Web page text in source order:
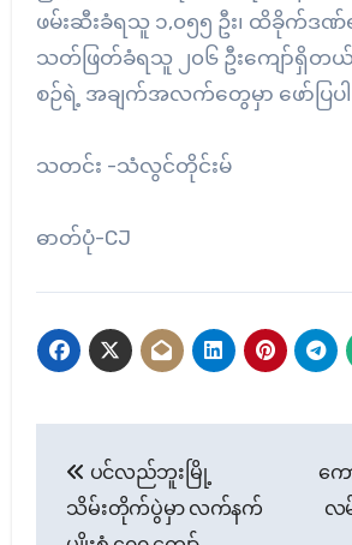
ဖမ်းဆီးခံရသူ ၁,၀၅၅ ဦး၊ ထိခိုက်ဒဏ်
သတ်ဖြတ်ခံရသူ ၂၀၆ ဦးကျော်ရှိတ
စဉ်ရဲ့ အချက်အလက်တွေမှာ ဖော်ပြ
သတင်း -သံလွင်တိုင်းမ်
ဓာတ်ပုံ-CJ
navigation
ပင်လည်ဘူးမြို့
သိမ်းတိုက်ပွဲမှာ လက်နက်
ကေ
လ